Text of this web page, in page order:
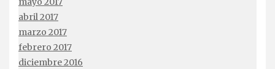
abril 2017
marzo 2017
febrero 2017
diciembre 2016